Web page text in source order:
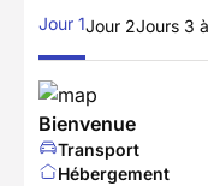
Jour 1Jour 2Jours 3
Bienvenue
Transport
Hébergement